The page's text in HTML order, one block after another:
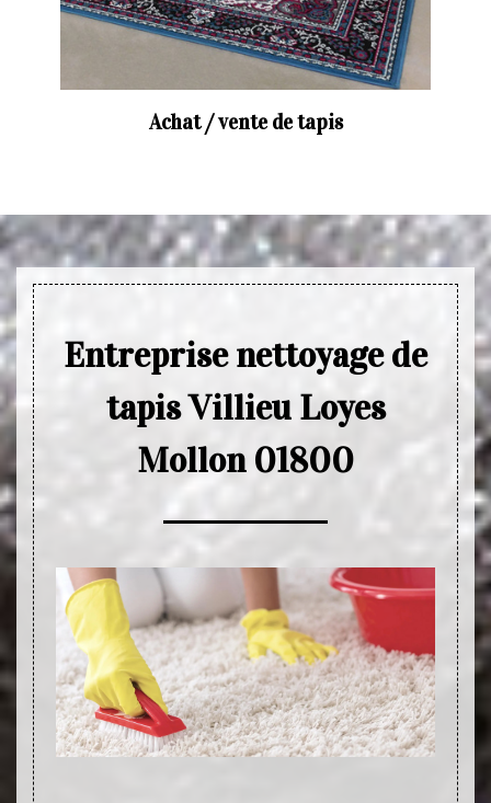
Achat / vente de tapis
Entreprise nettoyage de
tapis Villieu Loyes
Mollon 01800